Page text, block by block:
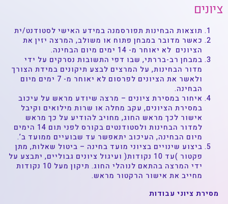
ציונים
תוצאות הבחינות תפורסמנה במידע האישי לסטודנט/ית
כאשר מדובר במבחן פתוח או משולב, המרצה יזין את
הציונים לא יאוחר מ- 14 ימים מיום הבחינה.
במבחן רב-בררתי, שבו דפי התשובות נסרקים על ידי
מדור הבחינות, על המרצים לבצע תיקונים במידת הצורך
ולאשר את הציונים לפרסום לא יאוחר מ- 7 ימים מיום
הבחינה.
איחור במסירת ציונים – מרצה שיודע מראש על עיכוב
במסירת הציונים, עקב מחלה או שרות מילואים וקיבל
אישור לכך מראש החוג, מחויב להודיע על כך מראש
למדור הבחינות ולסטודנטים בקורס לפני תום 14 הימים
מיום הבחינה, העיכוב יתאפשר עד שבועיים ממועד ב’.
ביצוע שינויים בציוני מועד בחינה – ביטול שאלות, מתן
פקטור )עד 10 נקודות( ועיגול ציונים גבוליים, יתבצע על
ידי המרצה בהתאם לנוהלי החוג. תיקון מעל 10 נקודות
מחייב את אישור הרקטור מראש.
מסירת ציוני עבודות